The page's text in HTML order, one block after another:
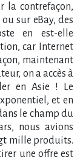
la contrefaçon,
sur eBay, des
en est-elle
car Internet
maintenant
on a accès à
en Asie ! Le
et en
le champ du
nous avions
mille produits.
une offre est